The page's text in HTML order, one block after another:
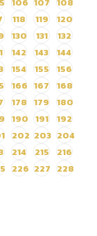
118 119
120
130 131
132
142 143
144
154 155
156
166 167
168
178 179
180
190 191
192
202 203 204
214 215
216
226 227 228